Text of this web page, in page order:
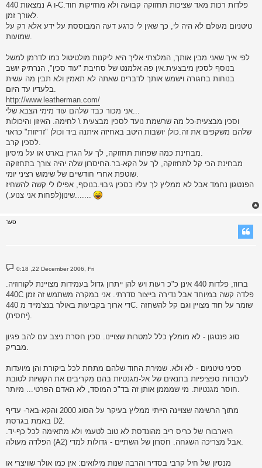
נמצאות 440 A ו-C.פלדות רכות מאד שציכות תחזוקה קבועה ולא מחזיקות חוד
לאורך זמן.
טיטניום מעולם לא היה לי, כך שאין לי כרגע דעה המבוססת על ידע אלא רק על
שמועות.
לפי איך שאני מבין אותך, המלצתי אליך היא ליקנות מולטיטול כמו לדרמן למשל
בנוסף לסכין מיבצעית.אין פה אלמנט של סחיבת "עוד סכין", הנרתיק יושב
בנוחות בחגורה וישמש אותך לדברים שאתה לא תאמין ולא תבין מה עשית
בלעדיו עד היום.
http://www.leatherman.com/
אני מכור כבד שלהם עוד מימי הצבא שלי...
וסכין מבצעית-כל מה שרשמת נועד לסכין מבצעית \ לחימה. האיזון והיכולות
שלהם משקפים את זה.כולן יושבות היטב באחיזה איתנה ביד וכולן "זריזות" כראוי
לסכין קרב.
מבחינת כמה שפחות תחזוקה, לך על הגרין בארט או על מיסיון.
מבחינת הכי קל לתחזוקה, לך על הקא-בר.החיסרון שלה יהיה צורך בתחזוקה
שוטפת אחרי חודשיים של שימוש רציני יומי.
הפנטגון נחמד אבל לא ממליץ לך עליו כסכין גיבוי.בנוסף, אפילו לי קשה להשחיז
שינון(לפחות אני צנוע.).......
סער
P
o
t
0:18 ,22 December 2006, Fri
ברווז, פלדות 440 אינן כ"כ רעות ויש להן ייתרון גדול בעמידות מצויינת לקורוזיה.
440C פלדה קשה במיוחד אבל נדירה בייצור סדרתי. אני במקרה משתמש זה זמן
די ארוך בקביעות באולר בנצ'מייד מ 440C. שומר על חוד מצויין וגם קל להשחזה
סוג פנטגון - לא מומלץ כלל למטרות שצויינו. סכין חסרת ניצב עם להב פגיון
סכיני טיטניום - לא ולא. שמירת החוד שלהם מתחת לכל ביקורת והן מיועדות
לעבודות ספציפיות בתנאים של אל-מגנטיות בהם מקריבים את הקשיות לטובת
מתוך הרשימה שצויינה הייתי ממליץ בעיקר על הסוג 2000 והקא-באר- עדיף
באמת בגרסת D2.
היארבורו של כריס ריב מהונדסת לא טוב לטעמי ולא מתאימה לכל כף-יד.
מנסיון של חיל קרבי בסדיר והרבה שנות מילואים: אין כמו אולר שוויצרי או